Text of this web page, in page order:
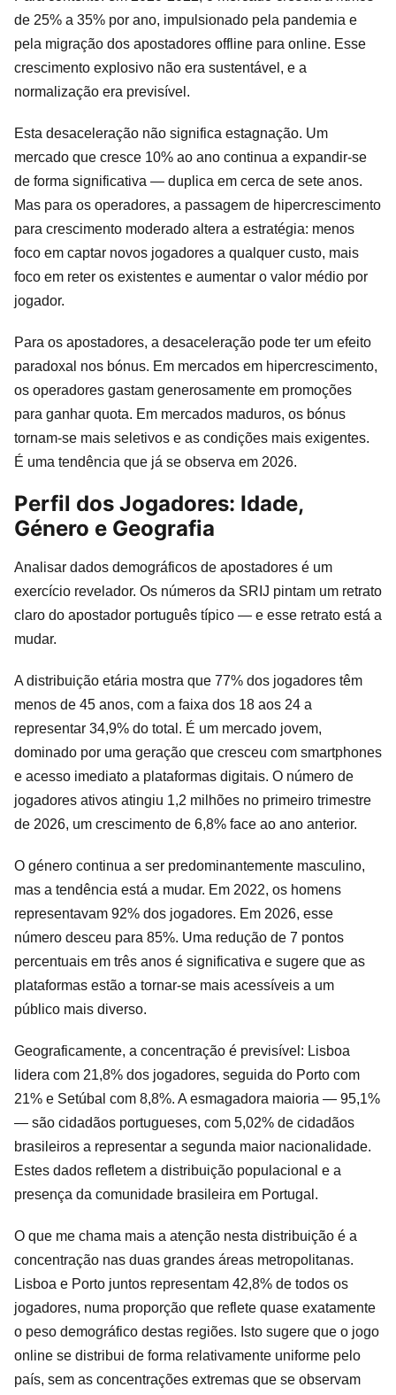
de 25% a 35% por ano, impulsionado pela pandemia e
pela migração dos apostadores offline para online. Esse
crescimento explosivo não era sustentável, e a
normalização era previsível.
Esta desaceleração não significa estagnação. Um
mercado que cresce 10% ao ano continua a expandir-se
de forma significativa — duplica em cerca de sete anos.
Mas para os operadores, a passagem de hipercrescimento
para crescimento moderado altera a estratégia: menos
foco em captar novos jogadores a qualquer custo, mais
foco em reter os existentes e aumentar o valor médio por
jogador.
Para os apostadores, a desaceleração pode ter um efeito
paradoxal nos bónus. Em mercados em hipercrescimento,
os operadores gastam generosamente em promoções
para ganhar quota. Em mercados maduros, os bónus
tornam-se mais seletivos e as condições mais exigentes.
É uma tendência que já se observa em 2026.
Perfil dos Jogadores: Idade,
Género e Geografia
Analisar dados demográficos de apostadores é um
exercício revelador. Os números da SRIJ pintam um retrato
claro do apostador português típico — e esse retrato está a
mudar.
A distribuição etária mostra que 77% dos jogadores têm
menos de 45 anos, com a faixa dos 18 aos 24 a
representar 34,9% do total. É um mercado jovem,
dominado por uma geração que cresceu com smartphones
e acesso imediato a plataformas digitais. O número de
jogadores ativos atingiu 1,2 milhões no primeiro trimestre
de 2026, um crescimento de 6,8% face ao ano anterior.
O género continua a ser predominantemente masculino,
mas a tendência está a mudar. Em 2022, os homens
representavam 92% dos jogadores. Em 2026, esse
número desceu para 85%. Uma redução de 7 pontos
percentuais em três anos é significativa e sugere que as
plataformas estão a tornar-se mais acessíveis a um
público mais diverso.
Geograficamente, a concentração é previsível: Lisboa
lidera com 21,8% dos jogadores, seguida do Porto com
21% e Setúbal com 8,8%. A esmagadora maioria — 95,1%
— são cidadãos portugueses, com 5,02% de cidadãos
brasileiros a representar a segunda maior nacionalidade.
Estes dados refletem a distribuição populacional e a
presença da comunidade brasileira em Portugal.
O que me chama mais a atenção nesta distribuição é a
concentração nas duas grandes áreas metropolitanas.
Lisboa e Porto juntos representam 42,8% de todos os
jogadores, numa proporção que reflete quase exatamente
o peso demográfico destas regiões. Isto sugere que o jogo
online se distribui de forma relativamente uniforme pelo
país, sem as concentrações extremas que se observam